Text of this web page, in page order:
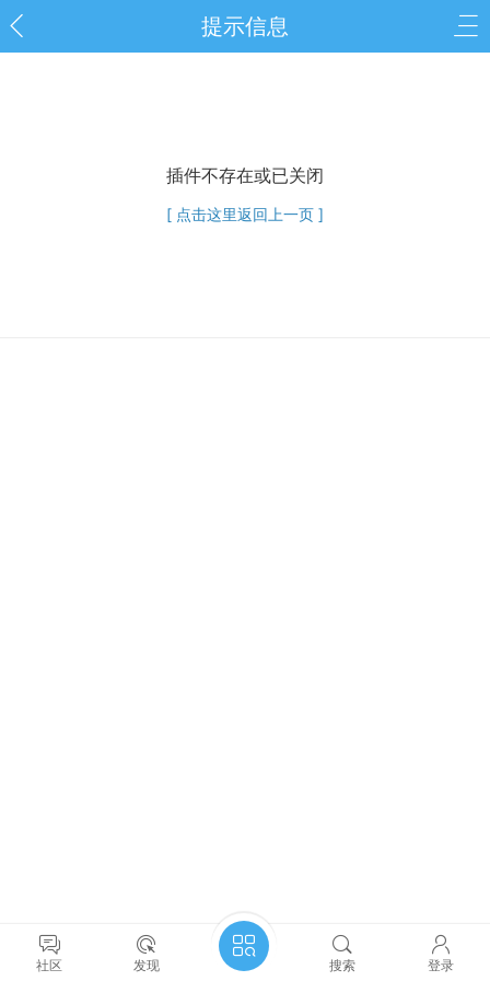
提示信息
插件不存在或已关闭
[ 点击这里返回上一页 ]
社区 发现 搜索 登录